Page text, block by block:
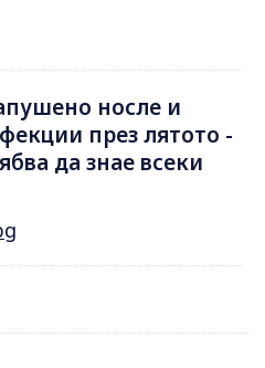
носле и
през лятотo -
да знае всеки